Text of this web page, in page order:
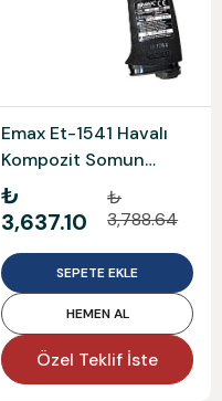
Emax Et-1541 Havalı
Kompozit Somun
Sökme 1/2 " - 759 Nm
₺
3,637.10
₺
3,788.64
SEPETE EKLE
HEMEN AL
Özel Teklif İste